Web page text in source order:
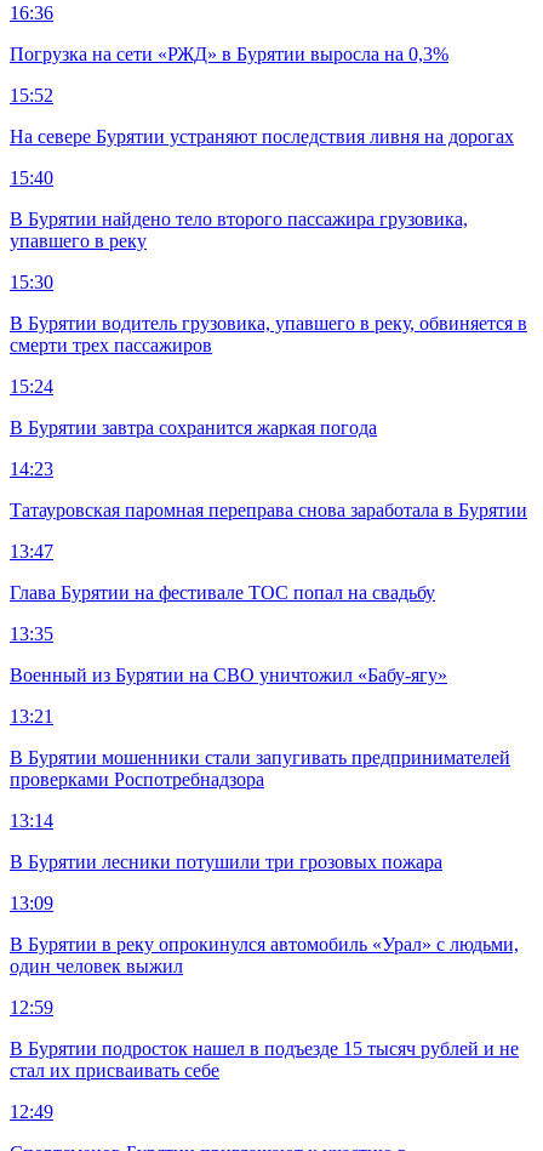
16:36
Погрузка на сети «РЖД» в Бурятии выросла на 0,3%
15:52
На севере Бурятии устраняют последствия ливня на дорогах
15:40
В Бурятии найдено тело второго пассажира грузовика,
упавшего в реку
15:30
В Бурятии водитель грузовика, упавшего в реку, обвиняется в
смерти трех пассажиров
15:24
В Бурятии завтра сохранится жаркая погода
14:23
Татауровская паромная переправа снова заработала в Бурятии
13:47
Глава Бурятии на фестивале ТОС попал на свадьбу
13:35
Военный из Бурятии на СВО уничтожил «Бабу-ягу»
13:21
В Бурятии мошенники стали запугивать предпринимателей
проверками Роспотребнадзора
13:14
В Бурятии лесники потушили три грозовых пожара
13:09
В Бурятии в реку опрокинулся автомобиль «Урал» с людьми,
один человек выжил
12:59
В Бурятии подросток нашел в подъезде 15 тысяч рублей и не
стал их присваивать себе
12:49